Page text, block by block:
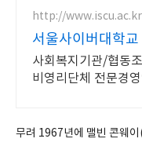
http://www.iscu.ac.kr
서울사이버대학
2026 가을학기 신
사회복지기관/협동
비영리단체 전문경
무려 1967년에 맬빈 콘웨